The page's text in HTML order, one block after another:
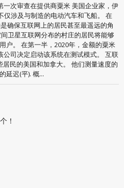
一次审查在提供商粟米 美国企业家，伊
仅涉及与制造的电动汽车和飞船。 在
确保互联网上的居民甚至最遥远的角
卫星互联网分布的村庄的居民将能够
户。 在第一半，2020年，金额的粟米
司决定启动该系统在测试模式。 互联
民的美国和加拿大。 他们测量速度的
延迟(平). 概...
！